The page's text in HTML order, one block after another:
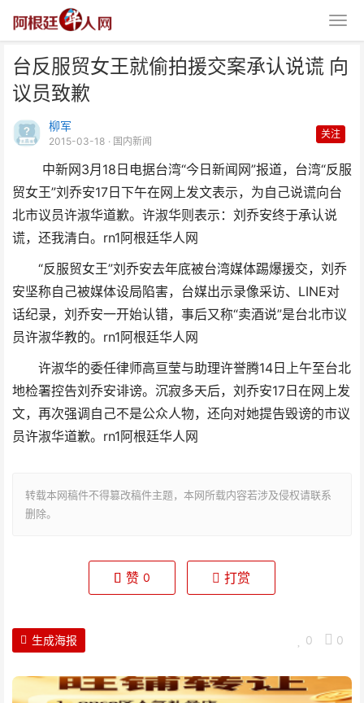
台反服贸女王就偷拍援交案承认说谎 向
议员致歉
柳军
2015-03-18 · 国内新闻
关注
中新网3月18日电据台湾“今日新闻网”报道，台湾“反服
贸女王”刘乔安17日下午在网上发文表示，为自己说谎向台
北市议员许淑华道歉。许淑华则表示：刘乔安终于承认说
谎，还我清白。 rn1阿根廷华人网
“反服贸女王”刘乔安去年底被台湾媒体踢爆援交，刘乔
安坚称自己被媒体设局陷害，台媒出示录像采访、LINE对
话纪录，刘乔安一开始认错，事后又称“卖酒说”是台北市议
员许淑华教的。 rn1阿根廷华人网
许淑华的委任律师高亘莹与助理许誉腾14日上午至台北
地检署控告刘乔安诽谤。沉寂多天后，刘乔安17日在网上发
文，再次强调自己不是公众人物，还向对她提告毁谤的市议
员许淑华道歉。 rn1阿根廷华人网
转载本网稿件不得篡改稿件主题，本网所载内容若涉及侵权请联系
删除。
台反服贸女王就偷拍援交案承认说
谎 向议员致歉
赞 0 打赏
0 0
生成海报